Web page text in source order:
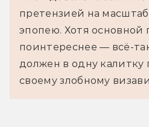
претензией на
эпопею. Хотя основной
поинтереснее — всё-
должен в одну калитку
своему злобному